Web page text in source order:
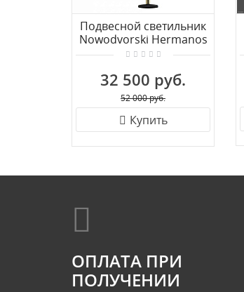
Подвесной светильник
Nowodvorski Hermanos
8030
32 500 руб.
52 000 руб.
Купить
ОПЛАТА ПРИ
ПОЛУЧЕНИИ